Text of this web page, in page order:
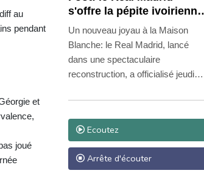
au
pendant
et
joué
au sommet du Mont Ventoux.
s'offre la pépite ivoirienne
Yan Diomandé
Un nouveau joyau à la Maison
Blanche: le Real Madrid, lancé
dans une spectaculaire
reconstruction, a officialisé jeudi
Diomandé, 19 ans, pour un
montant estimé à 140 millions
d'euros bonus compris, ce qui en
ferait la recrue la plus chère de
l'histoire du club.
Ecoutez
Arrête d'écouter